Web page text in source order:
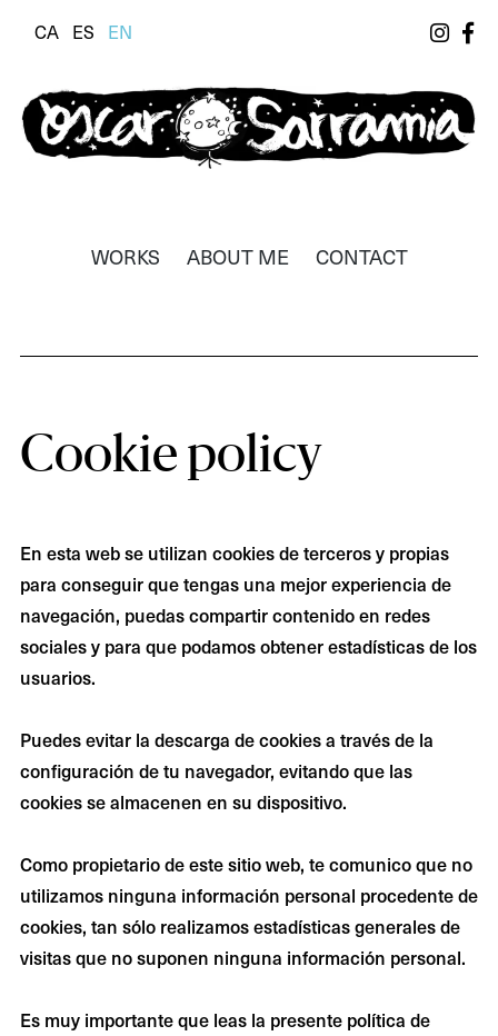
CA ES EN
Il·lustrador, dissenyador i realitzador
WORKS ABOUT ME CONTACT
Cookie policy
En esta web se utilizan cookies de terceros y propias
para conseguir que tengas una mejor experiencia de
navegación, puedas compartir contenido en redes
sociales y para que podamos obtener estadísticas de los
usuarios.
Puedes evitar la descarga de cookies a través de la
configuración de tu navegador, evitando que las
cookies se almacenen en su dispositivo.
Como propietario de este sitio web, te comunico que no
utilizamos ninguna información personal procedente de
cookies, tan sólo realizamos estadísticas generales de
visitas que no suponen ninguna información personal.
Es muy importante que leas la presente política de